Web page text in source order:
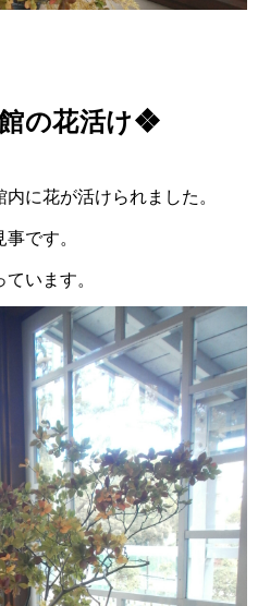
の花活け❖
に花が活けられました。
です。
います。